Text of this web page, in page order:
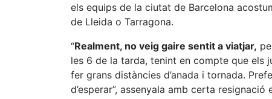
els equips de la ciutat de Barcelona
de Lleida o Tarragona.
“Realment, no veig gaire sentit a viatjar,
les 6 de la tarda, tenint en compte que els
fer grans distàncies d’anada i tornada.
d’esperar”, assenyala amb certa resignació